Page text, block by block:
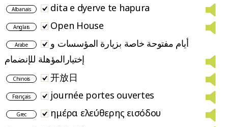
Albanais dita e dyerve te hapura
Anglais Open House
Arabe
أيام مفتوحة خاصة بزيارة المؤسسات و
إختيارالمؤهلة للإنضمام
Chinois 开放日
Français journée portes ouvertes
Grec ημέρα ελεύθερης εισόδου